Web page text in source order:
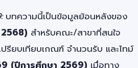
บทความนี้เป็นข้อมูลย้อนหลังของ
สำหรับคณะ/สาขาที่สนใจ
ปรียบเทียบเกณฑ์ จำนวนรับ และไทม์
(ปีการศึกษา 2569) เมื่อทาง